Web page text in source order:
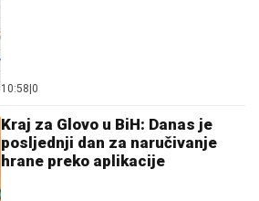
10:58 0
Kraj za Glovo u BiH: Danas je
posljednji dan za naručivanje
hrane preko aplikacije